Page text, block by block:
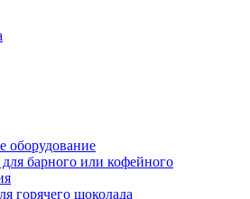
оборудование
барного или кофейного
горячего шоколада